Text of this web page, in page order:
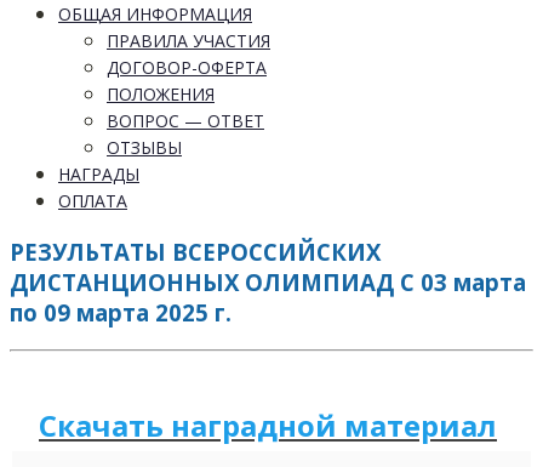
ОБЩАЯ ИНФОРМАЦИЯ
ПРАВИЛА УЧАСТИЯ
ДОГОВОР-ОФЕРТА
ПОЛОЖЕНИЯ
ВОПРОС — ОТВЕТ
ОТЗЫВЫ
НАГРАДЫ
ОПЛАТА
РЕЗУЛЬТАТЫ ВСЕРОССИЙСКИХ
ДИСТАНЦИОННЫХ ОЛИМПИАД С 03 марта
по 09 марта 2025 г.
Скачать наградной материал